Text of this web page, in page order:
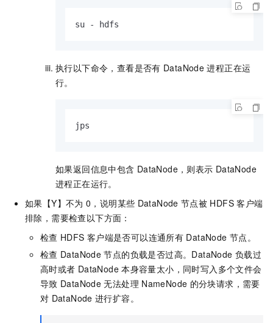
su - hdfs
执行以下命令，查看是否有 DataNode 进程正在运
行。
jps
如果返回信息中包含 DataNode，则表示 DataNode
进程正在运行。
如果【Y】不为 0，说明某些 DataNode 节点被 HDFS 客户端
排除，需要检查以下方面：
检查 HDFS 客户端是否可以连通所有 DataNode 节点。
检查 DataNode 节点的负载是否过高。DataNode 负载过
高时或者 DataNode 本身容量太小，同时写入多个文件会
导致 DataNode 无法处理 NameNode 的分块请求，需要
对 DataNode 进行扩容。